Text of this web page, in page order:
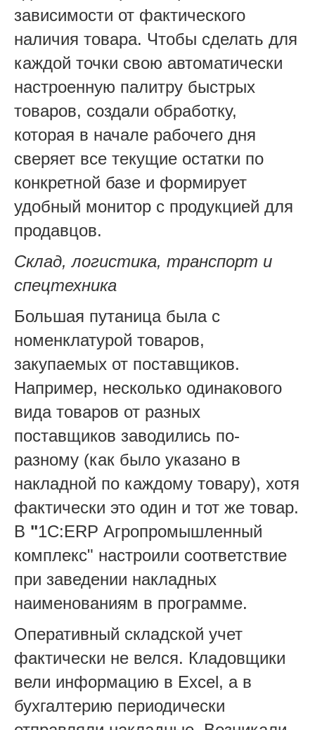
зависимости от фактического
наличия товара. Чтобы сделать для
каждой точки свою автоматически
настроенную палитру быстрых
товаров, создали обработку,
которая в начале рабочего дня
сверяет все текущие остатки по
конкретной базе и формирует
удобный монитор с продукцией для
продавцов.
Склад, логистика, транспорт и
спецтехника
Большая путаница была с
номенклатурой товаров,
закупаемых от поставщиков.
Например, несколько одинакового
вида товаров от разных
поставщиков заводились по-
разному (как было указано в
накладной по каждому товару), хотя
фактически это один и тот же товар.
В "1С:ERP Агропромышленный
комплекс" настроили соответствие
при заведении накладных
наименованиям в программе.
Оперативный складской учет
фактически не велся. Кладовщики
вели информацию в Excel, а в
бухгалтерию периодически